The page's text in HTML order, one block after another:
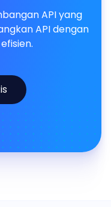
API yang
API dengan